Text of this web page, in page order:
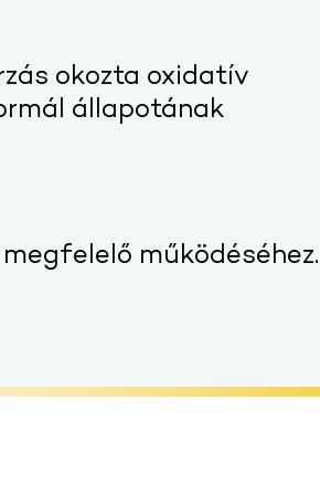
okozta oxidatív
állapotának
működéséhez.